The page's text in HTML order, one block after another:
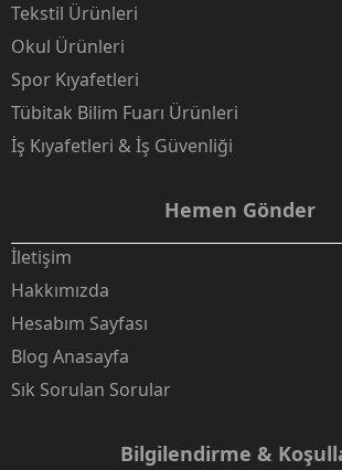
Tekstil Ürünleri
Okul Ürünleri
Spor Kıyafetleri
Tübitak Bilim Fuarı Ürünleri
İş Kıyafetleri & İş Güvenliği
Hemen Gönder
İletişim
Hakkımızda
Hesabım Sayfası
Blog Anasayfa
Sık Sorulan Sorular
Bilgilendirme &